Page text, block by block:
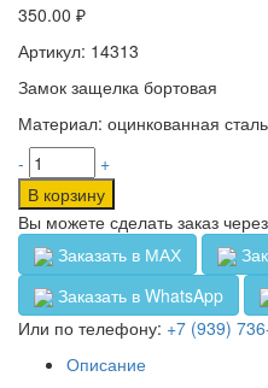
350.00 ₽
Артикул: 14313
Замок защелка бортовая
Материал: оцинкованная сталь
-
+
В корзину
Вы можете сделать заказ
Заказать в МАХ
Заказать в WhatsApp
Или по телефону: +7 (939)
Описание